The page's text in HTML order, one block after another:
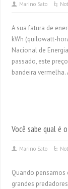
Marino Sato
A sua fatura de
kWh (quilowatt-
Nacional de
passado, este
bandeira
Você sabe qual é
Marino Sato
Quando
grandes